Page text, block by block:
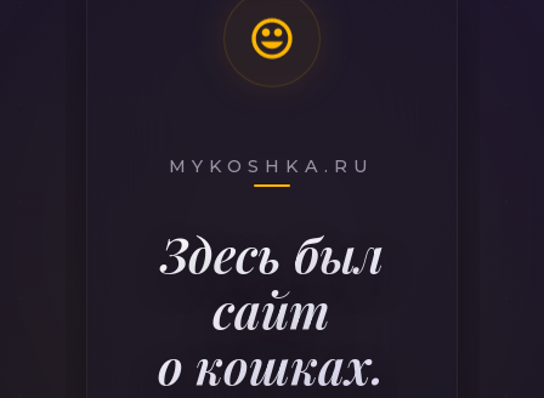
410
MYKOSHKA.RU
Здесь был
сайт
о кошках.